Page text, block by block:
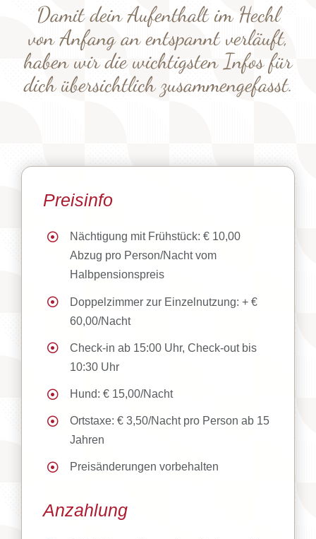
Angebote
Rund um den Hechl
Damit dein Aufenthalt im Hechl
von Anfang an entspannt verläuft,
haben wir die wichtigsten Infos für
dich übersichtlich zusammengefasst.
Preisinfo
Nächtigung mit Frühstück: € 10,00
Abzug pro Person/Nacht vom
Halbpensionspreis
Doppelzimmer zur Einzelnutzung: + €
60,00/Nacht
Check-in ab 15:00 Uhr, Check-out bis
10:30 Uhr
Hund: € 15,00/Nacht
Ortstaxe: € 3,50/Nacht pro Person ab 15
Jahren
Preisänderungen vorbehalten
Anzahlung